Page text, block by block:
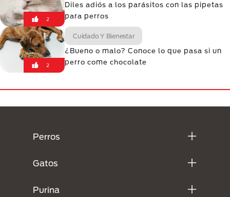
2
Diles adiós a los parásitos con las pipetas
para perros
2
Cuidado Y Bienestar
¿Bueno o malo? Conoce lo que pasa si un
perro come chocolate
Perros
Gatos
Purina